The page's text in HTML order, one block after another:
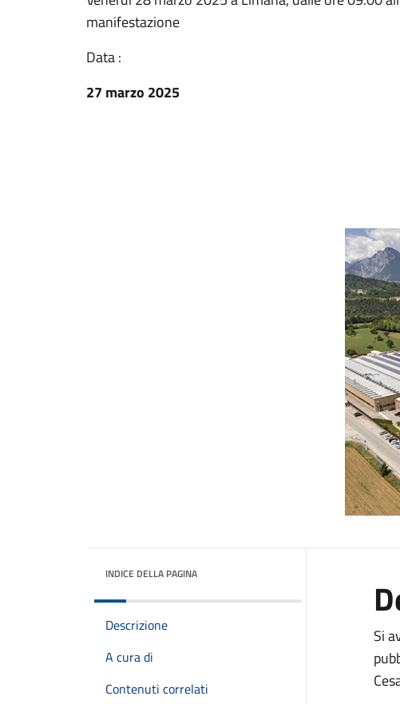
manifestazione
Data :
27 marzo 2025
INDICE DELLA PAGINA
Descrizione
A cura di
Contenuti correlati
Si